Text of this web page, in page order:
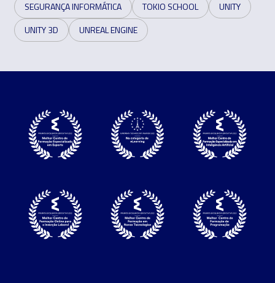
SEGURANÇA INFORMÁTICA
TOKIO SCHOOL
UNITY
UNITY 3D
UNREAL ENGINE